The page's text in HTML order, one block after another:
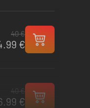
40 €
€
€